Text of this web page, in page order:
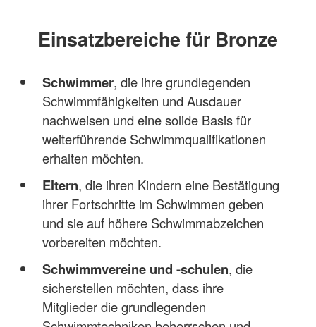
Einsatzbereiche für Bronze
Schwimmer, die ihre grundlegenden
Schwimmfähigkeiten und Ausdauer
nachweisen und eine solide Basis für
weiterführende Schwimmqualifikationen
erhalten möchten.
Eltern, die ihren Kindern eine Bestätigung
ihrer Fortschritte im Schwimmen geben
und sie auf höhere Schwimmabzeichen
vorbereiten möchten.
Schwimmvereine und -schulen, die
sicherstellen möchten, dass ihre
Mitglieder die grundlegenden